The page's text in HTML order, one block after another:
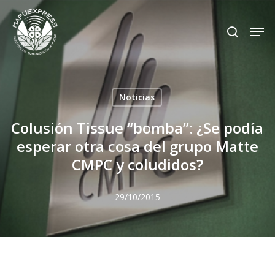
Skip
main
search
Noticias
Colusión Tissue “bomba”: ¿Se podía
esperar otra cosa del grupo Matte
CMPC y coludidos?
29/10/2015
Close